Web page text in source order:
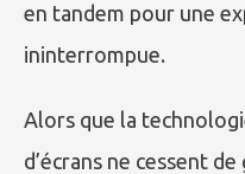
en tandem pour une
ininterrompue.
Alors que la
d’écrans ne cessent